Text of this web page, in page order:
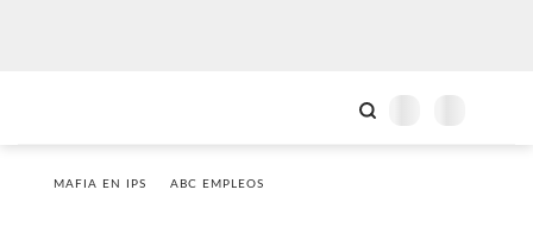
MAFIA EN IPS ABC EMPLEOS